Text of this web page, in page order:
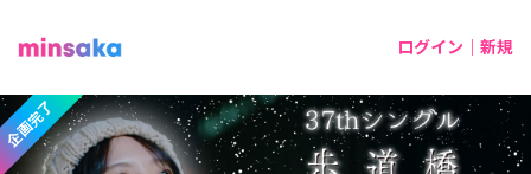
ログイン｜新規
企画完了